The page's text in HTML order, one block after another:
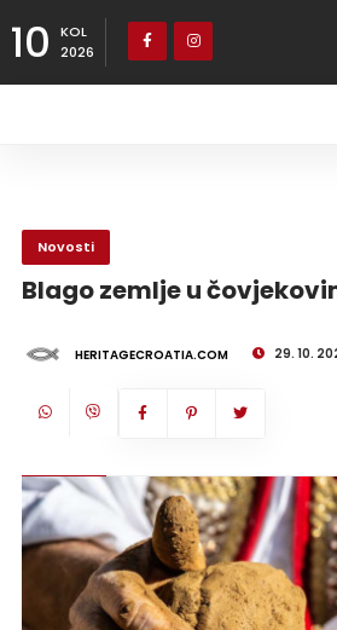
10
KOL
2026
Novosti
Blago zemlje u
HERITAGECROATIA.COM 29. 10.